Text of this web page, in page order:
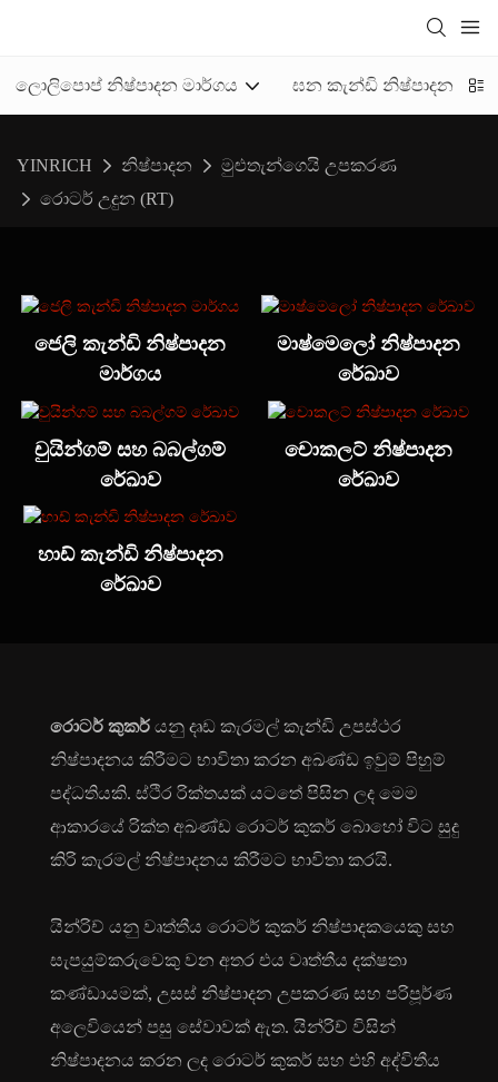
ලොලිපොප් නිෂ්පාදන මාර්ගය ඝන කැන්ඩි නිෂ්පාදන
YINRICH නිෂ්පාදන
මුළුතැන්ගෙයි උපකරණ
රොටර් උදුන (RT)
ජෙලි කැන්ඩි නිෂ්පාදන
මාර්ගය
මාෂ්මෙලෝ නිෂ්පාදන
රේඛාව
චුයින්ගම් සහ බබල්ගම්
රේඛාව
චොකලට් නිෂ්පාදන
රේඛාව
හාඩ් කැන්ඩි නිෂ්පාදන
රේඛාව
රොටර් කුකර් යනු දෘඩ කැරමල් කැන්ඩි උපස්ථර
නිෂ්පාදනය කිරීමට භාවිතා කරන අඛණ්ඩ ඉවුම් පිහුම්
පද්ධතියකි. ස්ථිර රික්තයක් යටතේ පිසින ලද මෙම
ආකාරයේ රික්ත අඛණ්ඩ රොටර් කුකර් බොහෝ විට සුදු
කිරි කැරමල් නිෂ්පාදනය කිරීමට භාවිතා කරයි.
යින්රිච් යනු වෘත්තීය රොටර් කුකර් නිෂ්පාදකයෙකු සහ
සැපයුම්කරුවෙකු වන අතර එය වෘත්තීය දක්ෂතා
කණ්ඩායමක්, උසස් නිෂ්පාදන උපකරණ සහ පරිපූර්ණ
අලෙවියෙන් පසු සේවාවක් ඇත. යින්රිච් විසින්
නිෂ්පාදනය කරන ලද රොටර් කුකර් සහ එහි අද්විතීය